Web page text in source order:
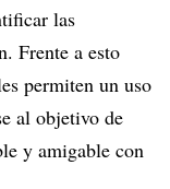
las
Frente a esto
permiten un uso
al objetivo de
y amigable con